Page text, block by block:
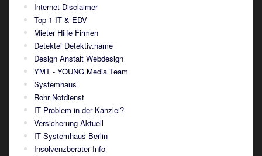
Internet Disclaimer
Top 1 IT & EDV
Mieter Hilfe Firmen
Detektei Detektiv.name
Design Anstalt Webdesign
YMT - YOUNG Media Team
Systemhaus
Rohr Notdienst
IT Problem in der Kanzlei?
Versicherung Aktuell
IT Systemhaus Berlin
Insolvenzberater Info